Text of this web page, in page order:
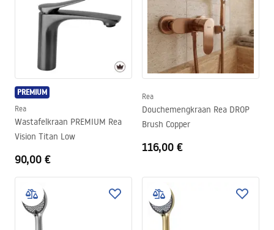
PREMIUM
Rea
Wastafelkraan PREMIUM Rea
Vision Titan Low
90,00 €
Rea
Douchemengkraan Rea DROP
Brush Copper
116,00 €